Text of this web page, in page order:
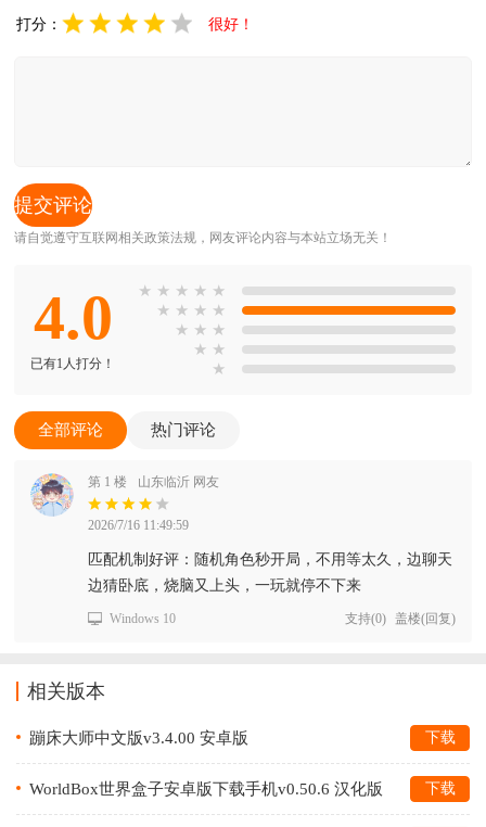
打分： 很好！
请自觉遵守互联网相关政策法规，网友评论内容与本站立场无关！
4.0
已有1人打分！
★ ★ ★ ★ ★
★ ★ ★ ★
★ ★ ★
★ ★
★
全部评论 热门评论
第 1 楼 山东临沂 网友
2026/7/16 11:49:59
匹配机制好评：随机角色秒开局，不用等太久，边聊天
边猜卧底，烧脑又上头，一玩就停不下来
Windows 10 支持(0) 盖楼(回复)
相关版本
蹦床大师中文版v3.4.00 安卓版 下载
WorldBox世界盒子安卓版下载手机v0.50.6 汉化版 下载